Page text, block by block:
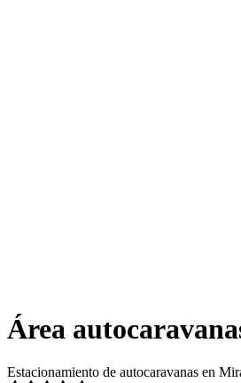
Área
Estacionamiento de autocaravanas en